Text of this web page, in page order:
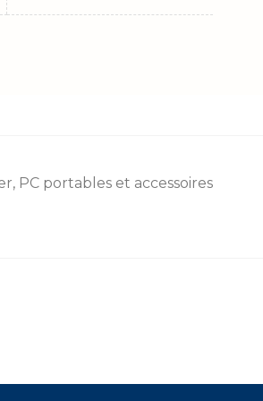
standard à rapide.
PC portables et accessoires